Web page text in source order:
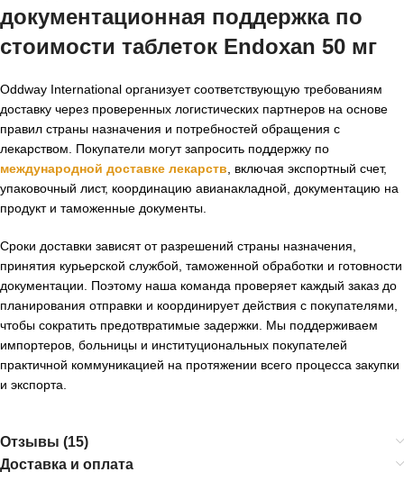
документационная поддержка по
стоимости таблеток Endoxan 50 мг
Oddway International организует соответствующую требованиям
доставку через проверенных логистических партнеров на основе
правил страны назначения и потребностей обращения с
лекарством. Покупатели могут запросить поддержку по
международной доставке лекарств , включая экспортный счет,
упаковочный лист, координацию авианакладной, документацию на
продукт и таможенные документы.
Сроки доставки зависят от разрешений страны назначения,
принятия курьерской службой, таможенной обработки и готовности
документации. Поэтому наша команда проверяет каждый заказ до
планирования отправки и координирует действия с покупателями,
чтобы сократить предотвратимые задержки. Мы поддерживаем
импортеров, больницы и институциональных покупателей
практичной коммуникацией на протяжении всего процесса закупки
и экспорта.
Отзывы (15)
Доставка и оплата